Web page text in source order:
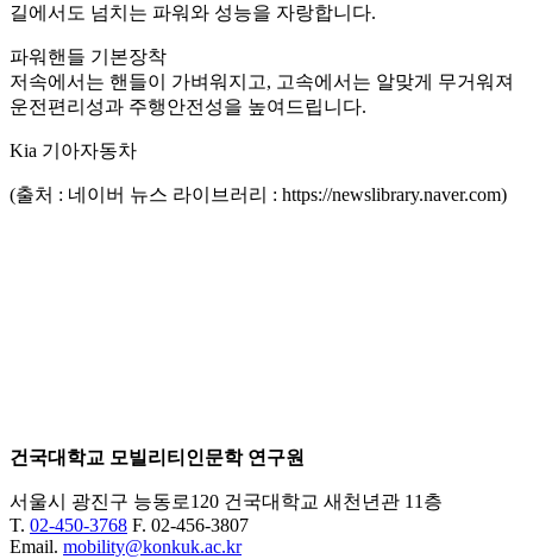
길에서도 넘치는 파워와 성능을 자랑합니다.
파워핸들 기본장착
저속에서는 핸들이 가벼워지고, 고속에서는 알맞게 무거워져
운전편리성과 주행안전성을 높여드립니다.
Kia 기아자동차
(출처 : 네이버 뉴스 라이브러리 : https://newslibrary.naver.com)
건국대학교 모빌리티인문학 연구원
서울시 광진구 능동로120 건국대학교 새천년관 11층
T. 02-450-3768 F. 02-456-3807
Email. mobility@konkuk.ac.kr